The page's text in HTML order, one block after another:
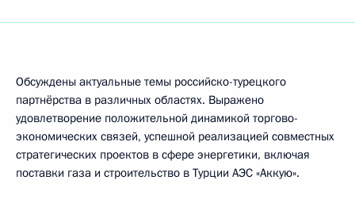
Обсуждены актуальные темы российско-турецкого
партнёрства в различных областях. Выражено
удовлетворение положительной динамикой торгово-
экономических связей, успешной реализацией совместных
стратегических проектов в сфере энергетики, включая
поставки газа и строительство в Турции АЭС «Аккую».